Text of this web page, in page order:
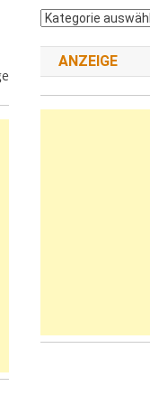
Andere
wählen
ANZEIGE